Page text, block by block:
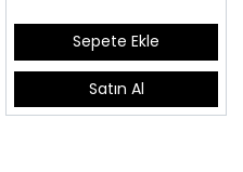
Sepete Ekle
Satın Al